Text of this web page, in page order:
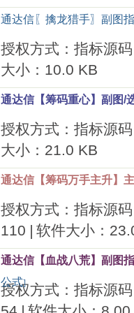
通达信〖擒龙猎手〗副图
授权方式：指标源码
大小：10.0 KB
通达信【筹码重心】副图/
授权方式：指标源码
大小：21.0 KB
通达信【筹码万手主升】
授权方式：指标源码
110 | 软件大小：
通达信【血战八荒】副图
公式]
授权方式：指标源码